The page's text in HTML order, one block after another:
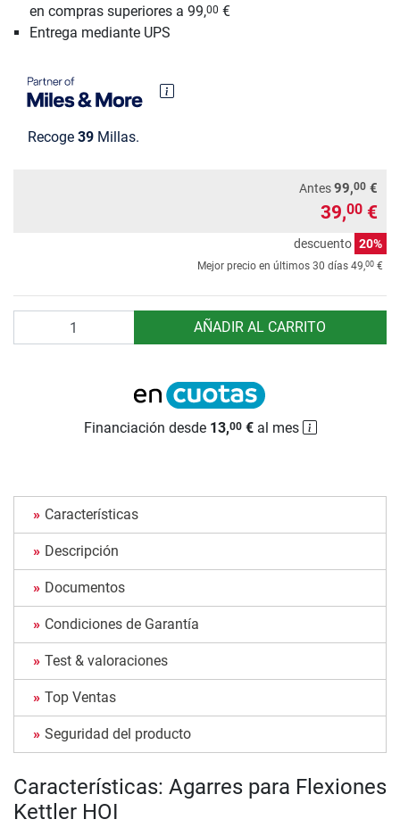
en compras superiores a 99,00 €
Entrega mediante UPS
Recoge 39 Millas.
Antes99,00 €
39,00 €
descuento 20%
Mejor precio en últimos 30 días 49,00 €
AÑADIR AL CARRITO
Financiación desde 13,00€al mes
Características
Descripción
Documentos
Condiciones de Garantía
Test & valoraciones
Top Ventas
Seguridad del producto
Características: Agarres para Flexiones
Kettler HOI